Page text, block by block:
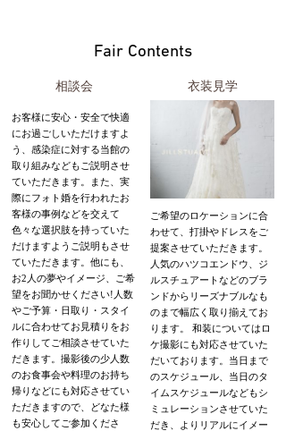
Fair Contents
相談会
お客様に安心・安全で快適
にお過ごしいただけますよ
う、感染症に対する当館の
取り組みなどもご説明させ
ていただきます。また、実
際にフォト婚を行われたお
客様の事例などを交えて
色々な選択肢を持っていた
だけますようご説明もさせ
ていただきます。他にも、
お2人の夢やイメージ、ご希
望をお聞かせください!人数
やご予算・日取り・スタイ
ルに合わせてお見積りをお
作りしてご相談させていた
だきます。撮影後の少人数
のお食事会や料理のお持ち
帰りなどにも対応させてい
ただきますので、どなた様
も安心してご参加くださ
衣装見学
ご希望のロケーションに合
わせて、打掛やドレスをご
提案させていただきます。
人気のハツコエンドウ、ジ
ルスチュアートなどのブラ
ンドからリーズナブルなも
のまで幅広く取り揃えてお
ります。 和装についてはロ
ケ撮影にも対応させていた
だいております。当日まで
のスケジュール、当日のタ
イムスケジュールなどもシ
ミュレーションさせていた
だき、よりリアルにイメー